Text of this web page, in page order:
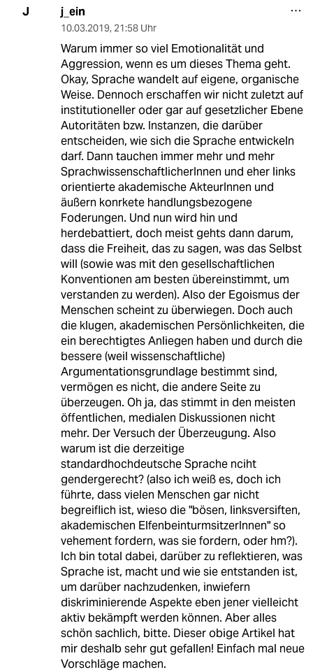
J j_ein
10.03.2019, 21:58 Uhr
Warum immer so viel Emotionalität und
Aggression, wenn es um dieses Thema geht.
Okay, Sprache wandelt auf eigene, organische
Weise. Dennoch erschaffen wir nicht zuletzt auf
institutioneller oder gar auf gesetzlicher Ebene
Autoritäten bzw. Instanzen, die darüber
entscheiden, wie sich die Sprache entwickeln
darf. Dann tauchen immer mehr und mehr
SprachwissenschaftlicherInnen und eher links
orientierte akademische AkteurInnen und
äußern konrkete handlungsbezogene
Foderungen. Und nun wird hin und
herdebattiert, doch meist gehts dann darum,
dass die Freiheit, das zu sagen, was das Selbst
will (sowie was mit den gesellschaftlichen
Konventionen am besten übereinstimmt, um
verstanden zu werden). Also der Egoismus der
Menschen scheint zu überwiegen. Doch auch
die klugen, akademischen Persönlichkeiten, die
ein berechtigtes Anliegen haben und durch die
bessere (weil wissenschaftliche)
Argumentationsgrundlage bestimmt sind,
vermögen es nicht, die andere Seite zu
überzeugen. Oh ja, das stimmt in den meisten
öffentlichen, medialen Diskussionen nicht
mehr. Der Versuch der Überzeugung. Also
warum ist die derzeitige
standardhochdeutsche Sprache nciht
gendergerecht? (also ich weiß es, doch ich
führte, dass vielen Menschen gar nicht
begreiflich ist, wieso die "bösen, linksversiften,
akademischen ElfenbeinturmsitzerInnen" so
vehement fordern, was sie fordern, oder hm?).
Ich bin total dabei, darüber zu reflektieren, was
Sprache ist, macht und wie sie entstanden ist,
um darüber nachzudenken, inwiefern
diskriminierende Aspekte eben jener vielleicht
aktiv bekämpft werden können. Aber alles
schön sachlich, bitte. Dieser obige Artikel hat
mir deshalb sehr gut gefallen! Einfach mal neue
Vorschläge machen.